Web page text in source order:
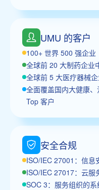
UMU 的客户
100+ 世界 500 强企业
全球前 20 大制药企业
全球前 5 大医疗器械
全面覆盖国内大健康
Top 客户
安全合规
ISO/IEC 27001：信息
ISO/IEC 27017：云服
SOC 3：服务组织的